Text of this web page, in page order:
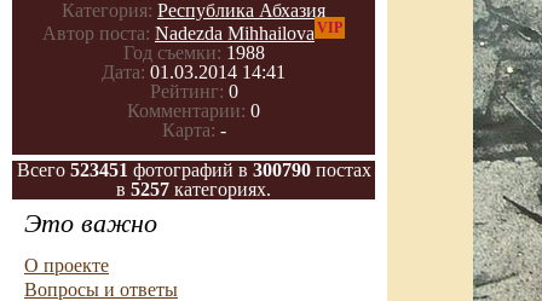
Категория: Республика Абхазия
Автор поста: Nadezda Mihhailova VIP
Год съемки: 1988
Дата: 01.03.2014 14:41
Рейтинг: 0
Комментарии: 0
Карта: -
Всего 523451 фотографий в 300790постах
в 5257 категориях.
Это важно
О проекте
Вопросы и ответы